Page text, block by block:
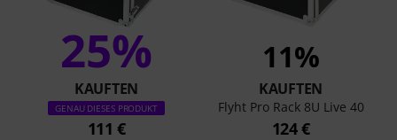
25%
KAUFTEN
GENAU DIESES PRODUKT
111 €
11%
KAUFTEN
Flyht Pro Rack 8U Live 40
124 €